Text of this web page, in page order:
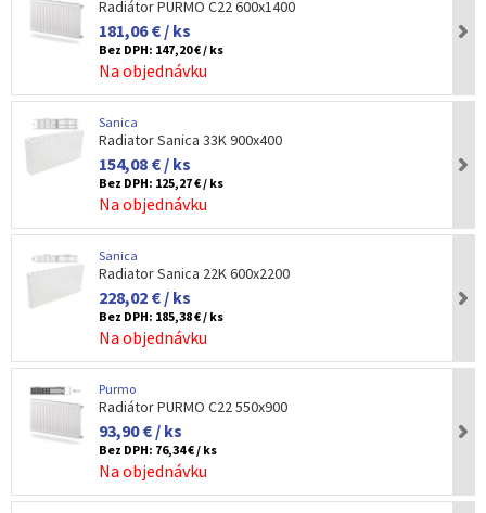
Radiátor PURMO C22 600x1400
181,06 € / ks
Bez DPH: 147,20 € / ks
Na objednávku
Sanica
Radiator Sanica 33K 900x400
154,08 € / ks
Bez DPH: 125,27 € / ks
Na objednávku
Sanica
Radiator Sanica 22K 600x2200
228,02 € / ks
Bez DPH: 185,38 € / ks
Na objednávku
Purmo
Radiátor PURMO C22 550x900
93,90 € / ks
Bez DPH: 76,34 € / ks
Na objednávku